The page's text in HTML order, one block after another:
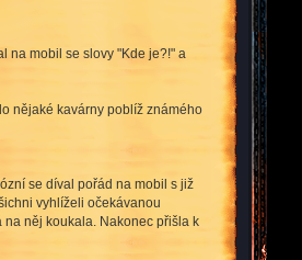
na mobil se slovy "Kde je?!" a
nějaké kavárny poblíž známého
se díval pořád na mobil s již
vyhlíželi očekávanou
na něj koukala. Nakonec přišla k